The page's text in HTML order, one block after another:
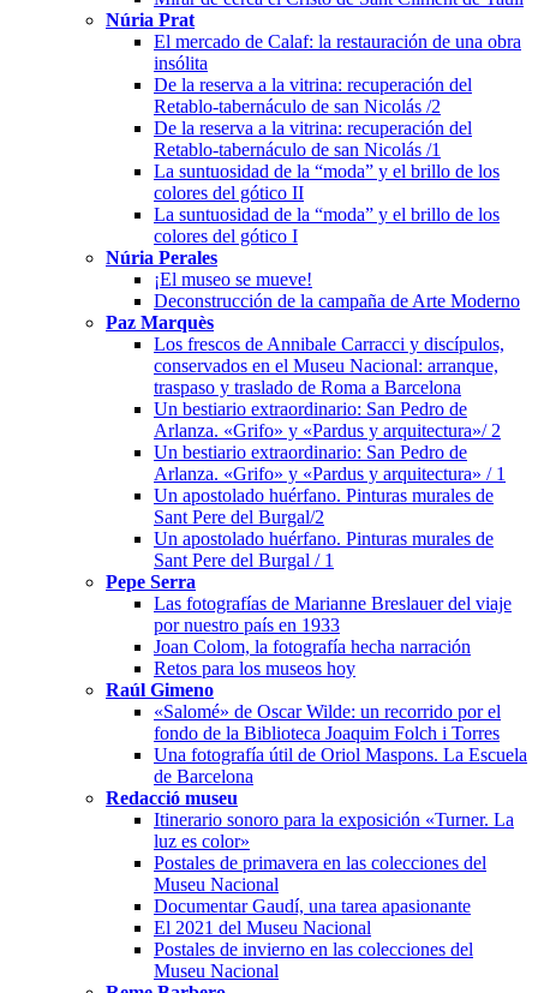
Núria Prat
El mercado de Calaf: la restauración de una obra
insólita
De la reserva a la vitrina: recuperación del
Retablo-tabernáculo de san Nicolás /2
De la reserva a la vitrina: recuperación del
Retablo-tabernáculo de san Nicolás /1
La suntuosidad de la “moda” y el brillo de los
colores del gótico II
La suntuosidad de la “moda” y el brillo de los
colores del gótico I
Núria Perales
¡El museo se mueve!
Deconstrucción de la campaña de Arte Moderno
Paz Marquès
Los frescos de Annibale Carracci y discípulos,
conservados en el Museu Nacional: arranque,
traspaso y traslado de Roma a Barcelona
Un bestiario extraordinario: San Pedro de
Arlanza. «Grifo» y «Pardus y arquitectura»/ 2
Un bestiario extraordinario: San Pedro de
Arlanza. «Grifo» y «Pardus y arquitectura» / 1
Un apostolado huérfano. Pinturas murales de
Sant Pere del Burgal/2
Un apostolado huérfano. Pinturas murales de
Sant Pere del Burgal / 1
Pepe Serra
Las fotografías de Marianne Breslauer del viaje
por nuestro país en 1933
Joan Colom, la fotografía hecha narración
Retos para los museos hoy
Raúl Gimeno
«Salomé» de Oscar Wilde: un recorrido por el
fondo de la Biblioteca Joaquim Folch i Torres
Una fotografía útil de Oriol Maspons. La Escuela
de Barcelona
Redacció museu
Itinerario sonoro para la exposición «Turner. La
luz es color»
Postales de primavera en las colecciones del
Museu Nacional
Documentar Gaudí, una tarea apasionante
El 2021 del Museu Nacional
Postales de invierno en las colecciones del
Museu Nacional